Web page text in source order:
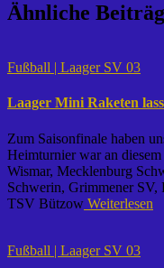
Ähnliche
Fußball | Laager SV 03
Laager Mini Raketen
Zum Saisonfinale haben
Heimturnier war an
Wismar, Mecklenburg
Schwerin, Grimmener
TSV Bützow Weiterlesen
Fußball | Laager SV 03